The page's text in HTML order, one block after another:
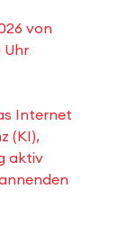
von
Uhr
Internet
(KI),
aktiv